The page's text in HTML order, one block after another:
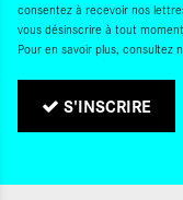
consentez à recevoir nos
vous désinscrire à tout
Pour en savoir plus, consultez
S'INSCRIRE